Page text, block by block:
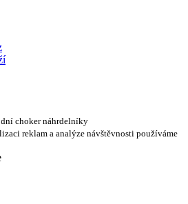
choker náhrdelníky
reklam a analýze návštěvnosti používáme